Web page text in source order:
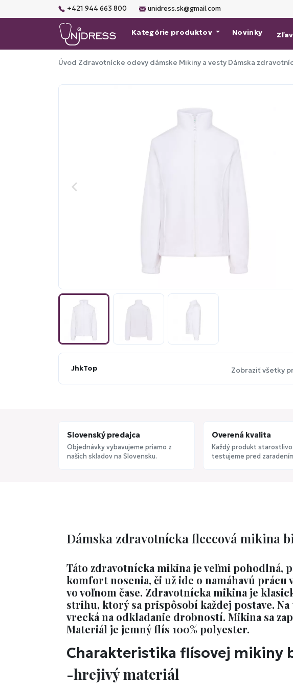
+421 944 663 800 unidress.sk@gmail.com
Kategórie produktov Novinky
Úvod Zdravotnícke odevy dámske Mikiny a vesty Dámska
JhkTop Zobraziť všetky
Slovenský predajca
Objednávky vybavujeme priamo z
našich skladov na Slovensku.
Overená kvalita
Každý produkt starostlivo
testujeme pred
Dámska zdravotnícka fleecová mikina
Táto zdravotnícka mikina je veľmi pohodlná,
komfort nosenia, či už ide o namáhavú prácu
vo voľnom čase. Zdravotnícka mikina je
strihu, ktorý sa prispôsobí každej postave.
vrecká na odkladanie drobností. Mikina sa
Materiál je jemný flís 100% polyester.
Charakteristika flísovej mikiny
-hrejivý materiál